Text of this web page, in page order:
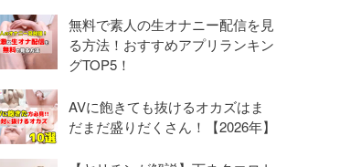
無料で素人の生オナニー配信を見
る方法！おすすめアプリランキン
グTOP5！
AVに飽きても抜けるオカズはま
だまだ盛りだくさん！【2026年】